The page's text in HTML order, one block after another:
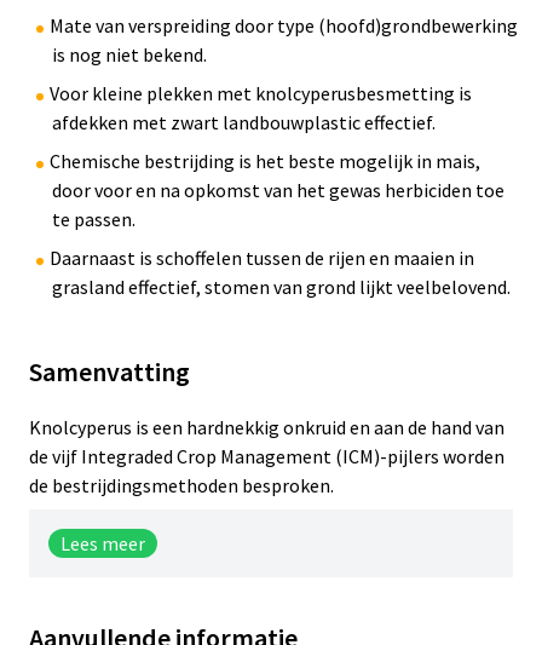
Mate van verspreiding door type (hoofd)grondbewerking
is nog niet bekend.
Voor kleine plekken met knolcyperusbesmetting is
afdekken met zwart landbouwplastic effectief.
Chemische bestrijding is het beste mogelijk in mais,
door voor en na opkomst van het gewas herbiciden toe
te passen.
Daarnaast is schoffelen tussen de rijen en maaien in
grasland effectief, stomen van grond lijkt veelbelovend.
Samenvatting
Knolcyperus is een hardnekkig onkruid en aan de hand van
de vijf Integraded Crop Management (ICM)-pijlers worden
de bestrijdingsmethoden besproken.
Lees meer
Vruchtopvolging
Aanvullende informatie